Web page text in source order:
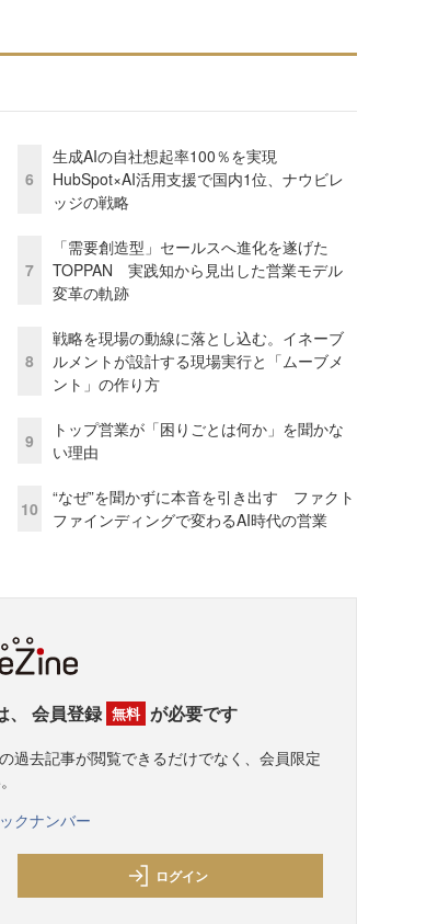
6
生成AIの自社想起率100％を実現
HubSpot×AI活用支援で国内1位、ナウビレ
ッジの戦略
7
「需要創造型」セールスへ進化を遂げた
TOPPAN 実践知から見出した営業モデル
変革の軌跡
8
戦略を現場の動線に落とし込む。イネーブ
ルメントが設計する現場実行と「ムーブメ
ント」の作り方
9
トップ営業が「困りごとは何か」を聞かな
い理由
10
“なぜ”を聞かずに本音を引き出す ファクト
ファインディングで変わるAI時代の営業
会員登録 無料 が必要です
過去記事が閲覧できるだけでなく、会員限定
クナンバー
ログイン